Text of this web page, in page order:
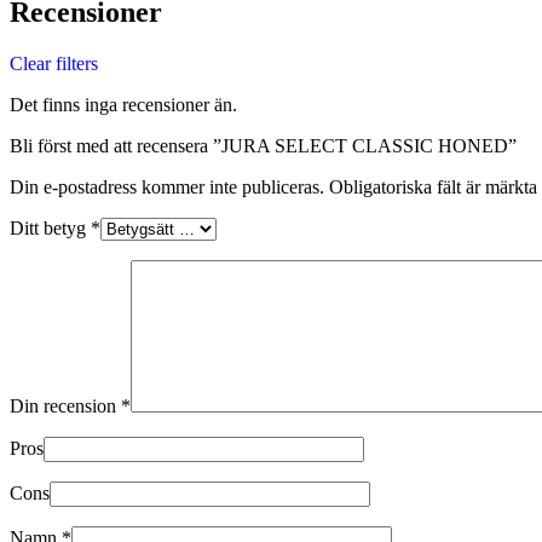
Recensioner
Clear filters
Det finns inga recensioner än.
Bli först med att recensera ”JURA SELECT CLASSIC HONED”
Din e-postadress kommer inte publiceras. Obligatoriska fält är märkta
Ditt betyg *
Din recension *
Pros
Cons